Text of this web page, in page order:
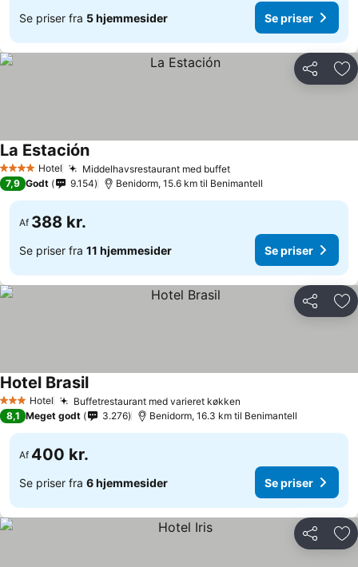
Se priser fra 5 hjemmesider Se priser
Del
4 StjernerHotel Middelhavsrestaurant med buffetSe priser
La EstaciónSe priser
7,9 Godt 9.154 Benidorm, 15.6 km til Benimantell
Af 388 kr.
Se priser fra 11 hjemmesider Se priser
Del
3 StjernerHotel Buffetrestaurant med varieret køkken
Hotel BrasilSe priser
8,1 Meget godt 3.276 Benidorm, 16.3 km til Benimantell
Af 400 kr.
Se priser fra 6 hjemmesider Se priser
Del